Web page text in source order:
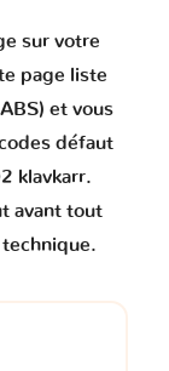
sur votre
page liste
et vous
défaut
klavkarr.
avant tout
technique.